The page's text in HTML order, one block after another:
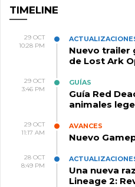
TIMELINE
29 OCT
10:28 PM
Nuevo trailer
de Lost Ark
29 OCT
3:46 PM
GUÍAS
Guía Red
animales
29 OCT
11:17 AM
AVANCES
Nuevo
28 OCT
8:49 PM
Una nueva
Lineage 2: